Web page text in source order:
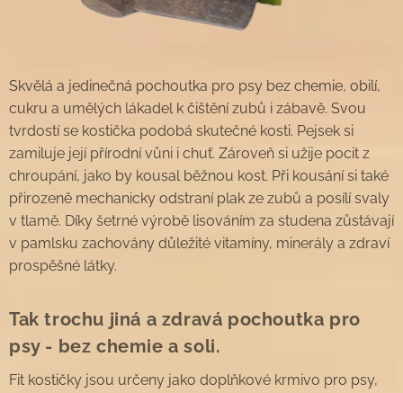
Skvělá a jedinečná pochoutka pro psy bez chemie, obilí,
cukru a umělých lákadel k čištění zubů i zábavě. Svou
tvrdostí se kostička podobá skutečné kosti. Pejsek si
zamiluje její přírodní vůni i chuť. Zároveň si užije pocit z
chroupání, jako by kousal běžnou kost. Při kousání si také
přirozeně mechanicky odstraní plak ze zubů a posílí svaly
v tlamě. Díky šetrné výrobě lisováním za studena zůstávají
v pamlsku zachovány důležité vitamíny, minerály a zdraví
prospěšné látky.
Tak trochu jiná a zdravá pochoutka pro
psy - bez chemie a soli.
Fit kostičky jsou určeny jako doplňkové krmivo pro psy,